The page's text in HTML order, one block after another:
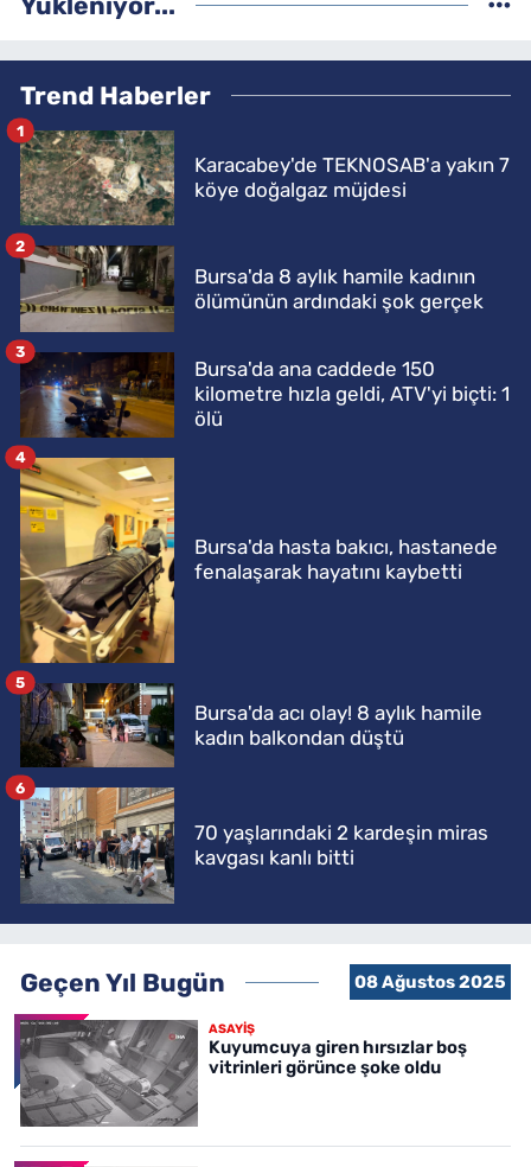
Trend Haberler
Karacabey'de TEKNOSAB'a yakın 7
köye doğalgaz müjdesi
1
Bursa'da 8 aylık hamile kadının
ölümünün ardındaki şok gerçek
2
Bursa'da ana caddede 150
kilometre hızla geldi, ATV'yi biçti: 1
ölü
3
Bursa'da hasta bakıcı, hastanede
fenalaşarak hayatını kaybetti
4
Bursa'da acı olay! 8 aylık hamile
kadın balkondan düştü
5
70 yaşlarındaki 2 kardeşin miras
kavgası kanlı bitti
6
Geçen Yıl Bugün 08 Ağustos 2025
ASAYİŞ
Kuyumcuya giren hırsızlar boş
vitrinleri görünce şoke oldu